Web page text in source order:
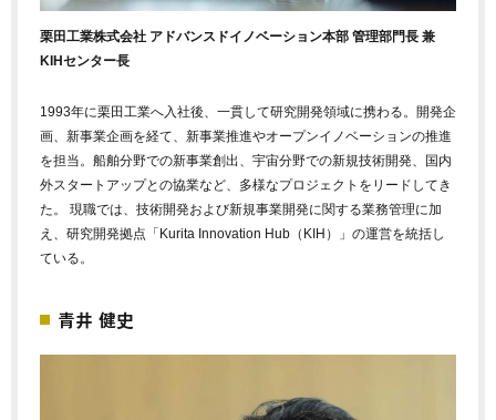
栗田工業株式会社 アドバンスドイノベーション本部 管理部門長 兼
KIHセンター長
1993年に栗田工業へ入社後、一貫して研究開発領域に携わる。開発企
画、新事業企画を経て、新事業推進やオープンイノベーションの推進
を担当。船舶分野での新事業創出、宇宙分野での新規技術開発、国内
外スタートアップとの協業など、多様なプロジェクトをリードしてき
た。 現職では、技術開発および新規事業開発に関する業務管理に加
え、研究開発拠点「Kurita Innovation Hub（KIH）」の運営を統括し
ている。
青井 健史